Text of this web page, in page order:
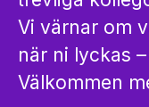
Vi värnar om
när ni lyckas
Välkommen